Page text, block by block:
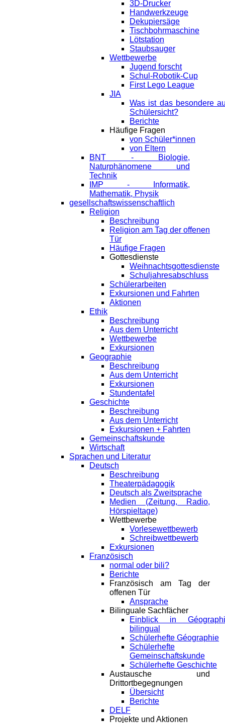
3D-Drucker
Handwerkzeuge
Dekupiersäge
Tischbohrmaschine
Lötstation
Staubsauger
Wettbewerbe
Jugend forscht
Schul-Robotik-Cup
First Lego League
JIA
Was ist das besondere
Schülersicht?
Berichte
Häufige Fragen
von Schüler*innen
von Eltern
BNT - Biologie,
Naturphänomene und
Technik
IMP - Informatik,
Mathematik, Physik
gesellschaftswissenschaftlich
Religion
Beschreibung
Religion am Tag der offenen
Tür
Häufige Fragen
Gottesdienste
Weihnachtsgottesdienste
Schuljahresabschluss
Schülerarbeiten
Exkursionen und Fahrten
Aktionen
Ethik
Beschreibung
Aus dem Unterricht
Wettbewerbe
Exkursionen
Geographie
Beschreibung
Aus dem Unterricht
Exkursionen
Stundentafel
Geschichte
Beschreibung
Aus dem Unterricht
Exkursionen + Fahrten
Gemeinschaftskunde
Wirtschaft
Sprachen und Literatur
Deutsch
Beschreibung
Theaterpädagogik
Deutsch als Zweitsprache
Medien (Zeitung, Radio,
Hörspieltage)
Wettbewerbe
Vorlesewettbewerb
Schreibwettbewerb
Exkursionen
Französisch
normal oder bili?
Berichte
Französisch am Tag der
offenen Tür
Ansprache
Bilinguale Sachfächer
Einblick in
bilingual
Schülerhefte Géographie
Schülerhefte
Gemeinschaftskunde
Schülerhefte Geschichte
Austausche und
Drittortbegegnungen
Übersicht
Berichte
DELF
Projekte und Aktionen